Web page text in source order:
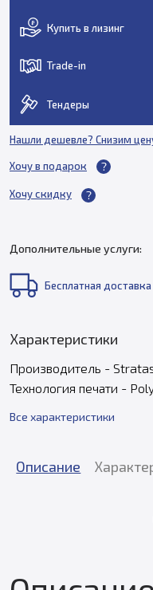
Купить в лизинг
Trade-in
Тендеры
Нашли дешевле? Снизим
Хочу в подарок
Хочу скидку
Дополнительные услуги:
Бесплатная
Характеристики
Производитель -
Технология печати -
Все характеристики
Описание